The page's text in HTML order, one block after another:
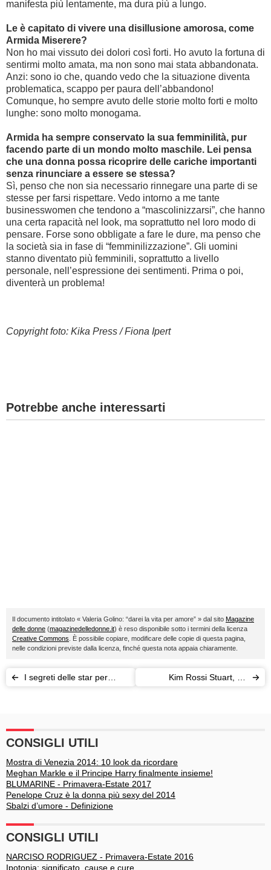
manifesta più lentamente, ma dura più a lungo.
Le è capitato di vivere una disillusione amorosa, come
Armida Miserere?
Non ho mai vissuto dei dolori così forti. Ho avuto la fortuna di
sentirmi molto amata, ma non sono mai stata abbandonata.
Anzi: sono io che, quando vedo che la situazione diventa
problematica, scappo per paura dell’abbandono!
Comunque, ho sempre avuto delle storie molto forti e molto
lunghe: sono molto monogama.
Armida ha sempre conservato la sua femminilità, pur
facendo parte di un mondo molto maschile. Lei pensa
che una donna possa ricoprire delle cariche importanti
senza rinunciare a essere se stessa?
Sì, penso che non sia necessario rinnegare una parte di se
stesse per farsi rispettare. Vedo intorno a me tante
businesswomen che tendono a “mascolinizzarsi”, che hanno
una certa rapacità nel look, ma soprattutto nel loro modo di
pensare. Forse sono obbligate a fare le dure, ma penso che
la società sia in fase di “femminilizzazione”. Gli uomini
stanno diventato più femminili, soprattutto a livello
personale, nell’espressione dei sentimenti. Prima o poi,
diventerà un problema!
Copyright foto: Kika Press / Fiona Ipert
Potrebbe anche interessarti
Il documento intitolato « Valeria Golino: “darei la vita per amore” » dal sito Magazine
delle donne (magazinedelledonne.it) è reso disponibile sotto i termini della licenza
Creative Commons . È possibile copiare, modificare delle copie di questa pagina,
nelle condizioni previste dalla licenza, finché questa nota appaia chiaramente.
I segreti delle star per
Kim Rossi Stuart, un
CONSIGLI UTILI
Mostra di Venezia 2014: 10 look da ricordare
Meghan Markle e il Principe Harry finalmente insieme!
BLUMARINE - Primavera-Estate 2017
Penelope Cruz è la donna più sexy del 2014
Sbalzi d’umore - Definizione
CONSIGLI UTILI
NARCISO RODRIGUEZ - Primavera-Estate 2016
Ipotonia: significato, cause e cure